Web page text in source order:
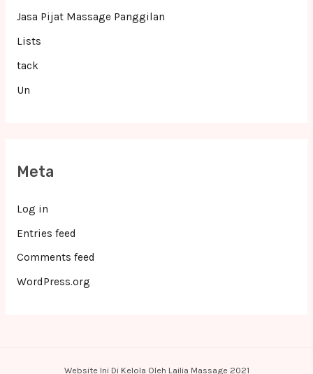
Jasa Pijat Massage Panggilan
Lists
tack
Un
Meta
Log in
Entries feed
Comments feed
WordPress.org
Website Ini Di Kelola Oleh Lailia Massage 2021